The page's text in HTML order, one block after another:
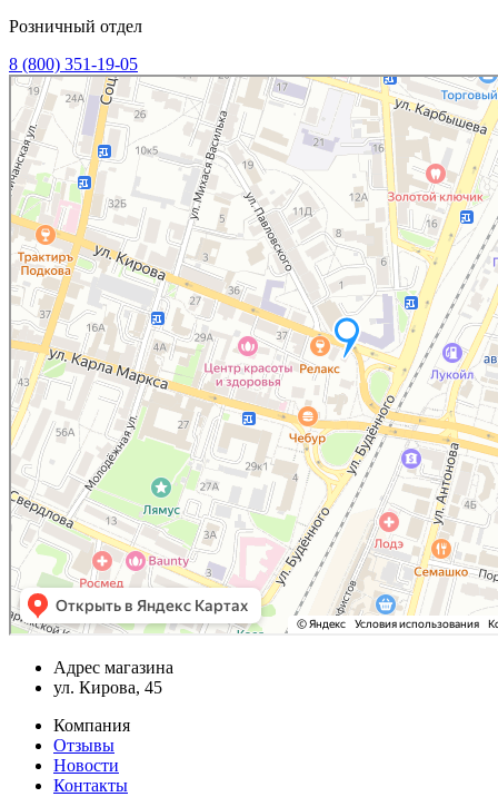
Розничный отдел
8 (800) 351-19-05
Адрес магазина
ул. Кирова, 45
Компания
Отзывы
Новости
Контакты